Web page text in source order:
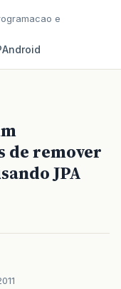
e
Android
de remover
JPA